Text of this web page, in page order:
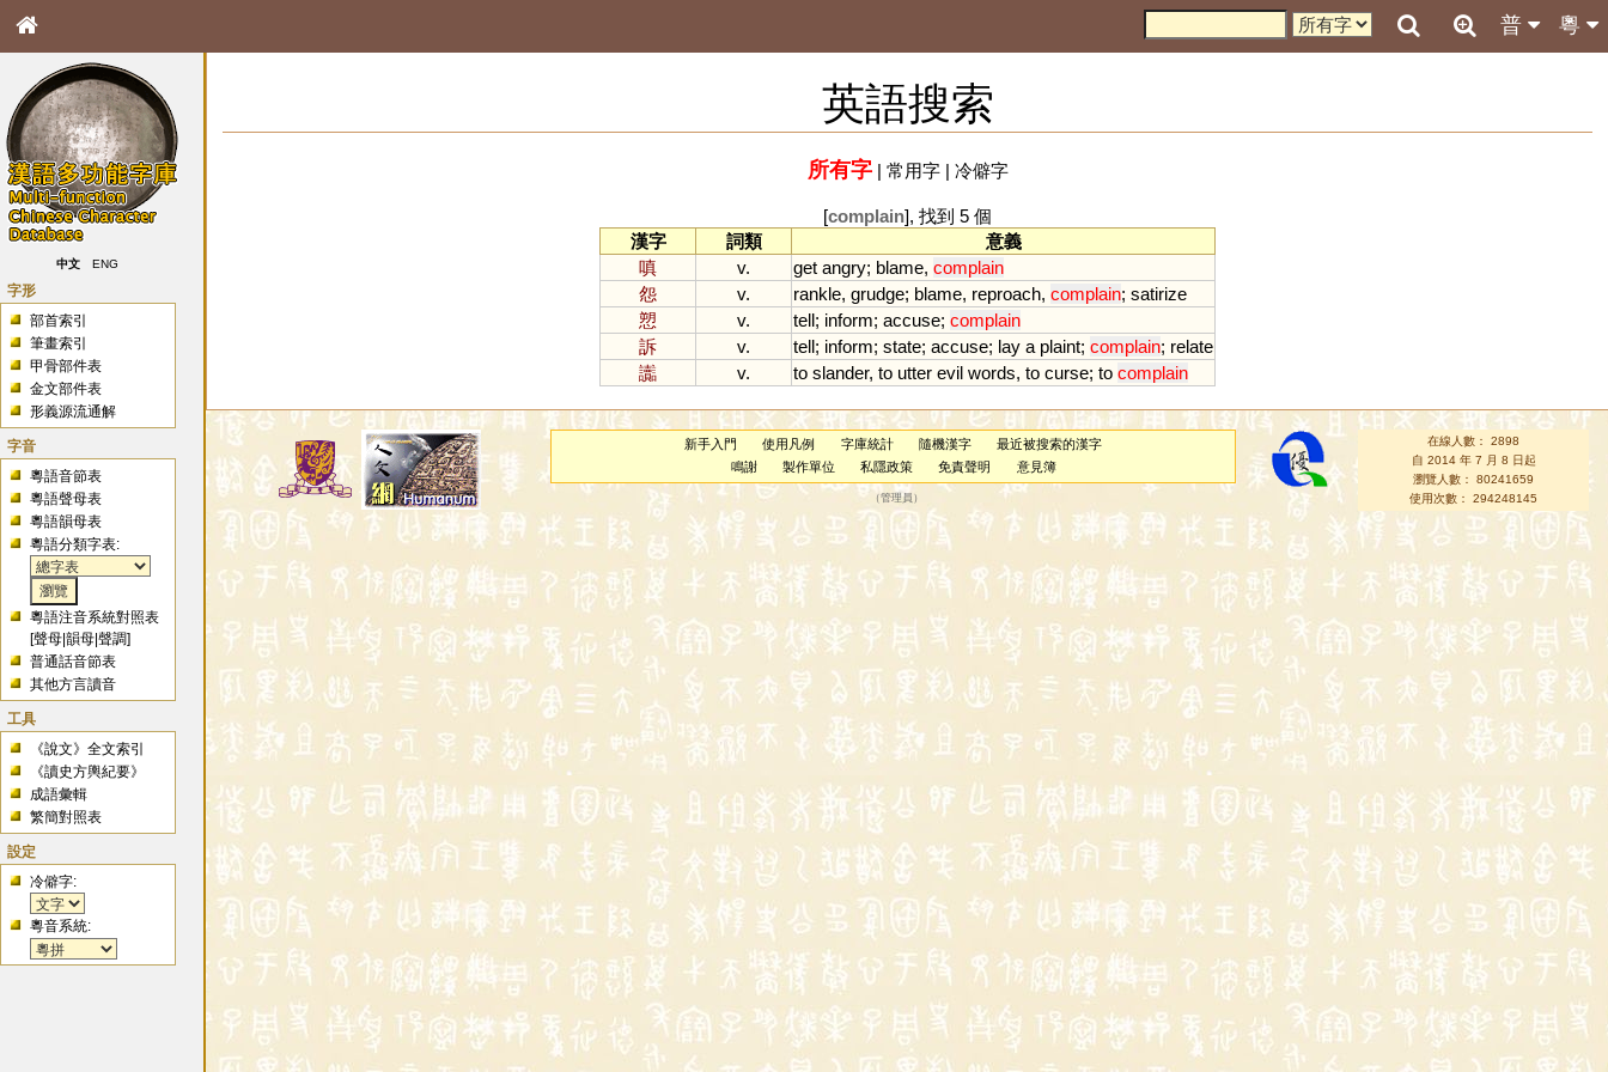
粵
普
中文 ENG
字形
部首索引
筆畫索引
甲骨部件表
金文部件表
形義源流通解
字音
粵語音節表
粵語聲母表
粵語韻母表
粵語分類字表:
粵語注音系統對照表
[聲母 |韻母 |聲調]
普通話音節表
其他方言讀音
工具
《說文》全文索引
《讀史方輿紀要》
成語彙輯
繁簡對照表
設定
冷僻字:
粵音系統:
英語搜索
所有字| 常用字| 冷僻字
[complain], 找到 5 個
漢字
詞類
意義
嗔
v. get angry; blame, complain
怨
v. rankle, grudge; blame, reproach, complain; satirize
愬
v. tell; inform; accuse; complain
訴
v. tell; inform; state; accuse; lay a plaint; complain; relate
讟
v. to slander, to utter evil words, to curse; to complain
新手入門 使用凡例 字庫統計 隨機漢字
最近被搜索的漢字
鳴謝
製作單位 私隱政策 免責聲明 意見簿
（管理員 ）
在線人數： 2898
自 2014 年 7 月 8 日起
瀏覽人數： 80241659
使用次數： 294248145